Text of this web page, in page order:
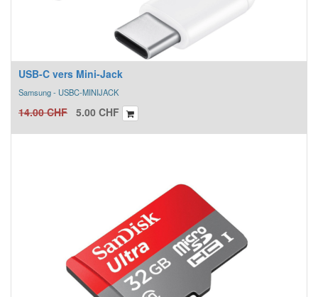
USB-C vers Mini-Jack
Samsung - USBC-MINIJACK
14.00CHF 5.00 CHF